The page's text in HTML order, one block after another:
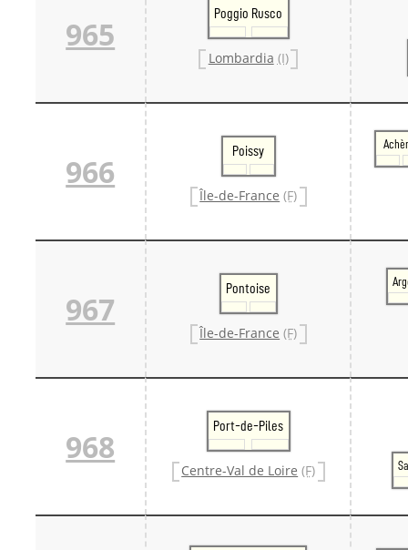
965
Poggio Rusco
Lombardia (I)
966
Poissy
Île-de-France (F)
967
Pontoise
Île-de-France (F)
968
Port-de-Piles
Centre-Val de Loire (F)